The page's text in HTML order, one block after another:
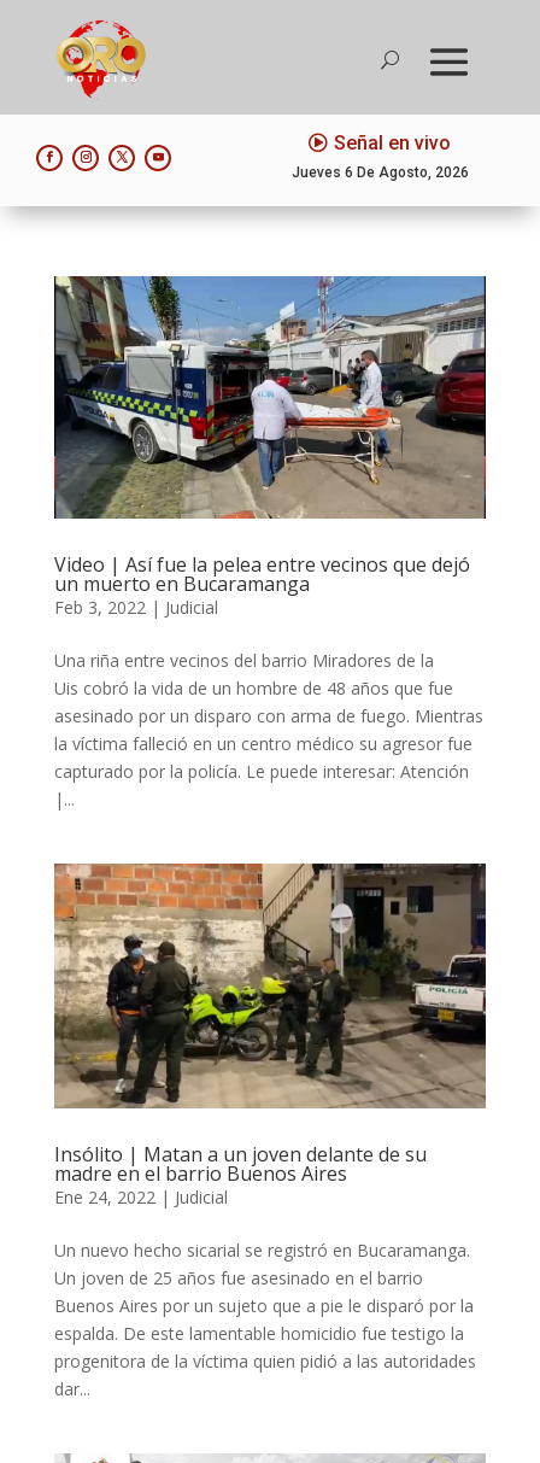
Señal en vivo
Jueves 6 De Agosto, 2026
Video | Así fue la pelea entre vecinos que dejó
un muerto en Bucaramanga
Feb 3, 2022| Judicial
Una riña entre vecinos del barrio Miradores de la
Uis cobró la vida de un hombre de 48 años que fue
asesinado por un disparo con arma de fuego. Mientras
la víctima falleció en un centro médico su agresor fue
capturado por la policía. Le puede interesar: Atención
|...
Insólito | Matan a un joven delante de su
madre en el barrio Buenos Aires
Ene 24, 2022| Judicial
Un nuevo hecho sicarial se registró en Bucaramanga.
Un joven de 25 años fue asesinado en el barrio
Buenos Aires por un sujeto que a pie le disparó por la
espalda. De este lamentable homicidio fue testigo la
progenitora de la víctima quien pidió a las autoridades
dar...